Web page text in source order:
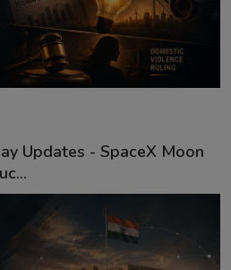
Updates - SpaceX Moon